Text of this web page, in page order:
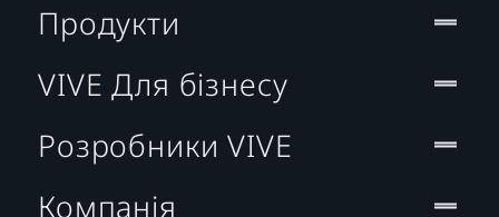
Продукти
VIVE Для бізнесу
Розробники VIVE
Компанія